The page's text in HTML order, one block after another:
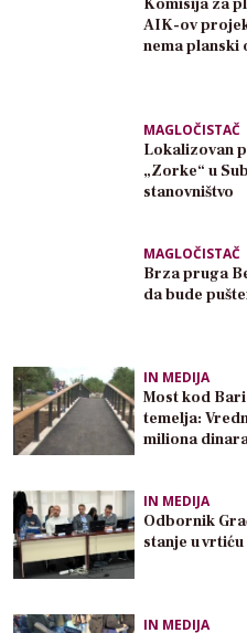
Komisija za
AIK-ov
nema planski
MAGLOČISTAČ
Lokalizovan
„Zorke“ u
stanovništvo
MAGLOČISTAČ
Brza pruga
da bude
IN MEDIJA
Most kod
temelja:
miliona
IN MEDIJA
Odbornik
stanje u
IN MEDIJA